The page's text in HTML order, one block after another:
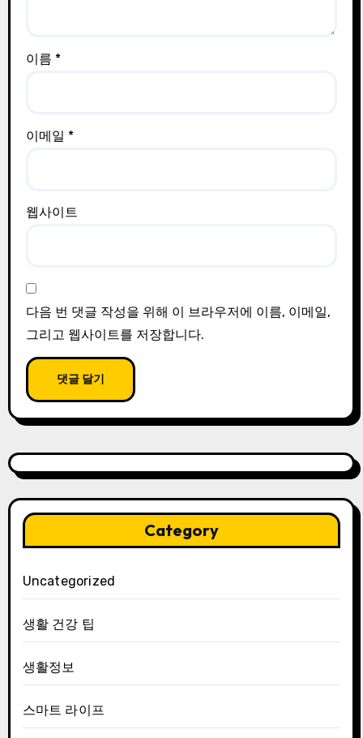
이름 *
이메일 *
웹사이트
다음 번 댓글 작성을 위해 이 브라우저에 이름, 이메일,
그리고 웹사이트를 저장합니다.
Category
Uncategorized
생활 건강 팁
생활정보
스마트 라이프